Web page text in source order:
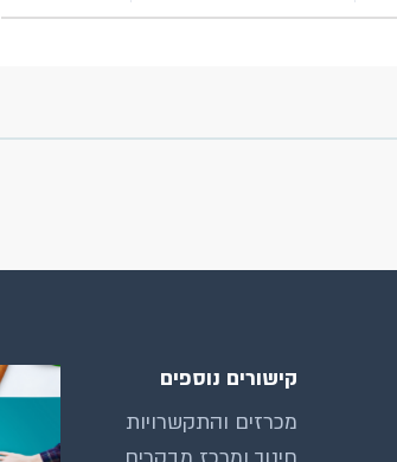
קישורים נוספים
מכרזים והתקשרויות